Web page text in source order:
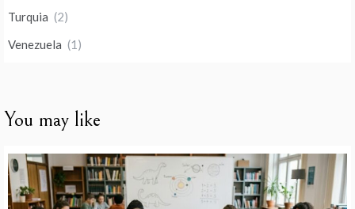
Turquia (2)
Venezuela (1)
You may like